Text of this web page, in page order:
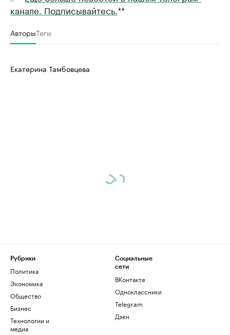
канале. Подписывайтесь.**
АвторыТеги
Екатерина Тамбовцева
Рубрики
Политика
Экономика
Общество
Бизнес
Технологии и
медиа
Социальные
сети
ВКонтакте
Одноклассники
Telegram
Дзен